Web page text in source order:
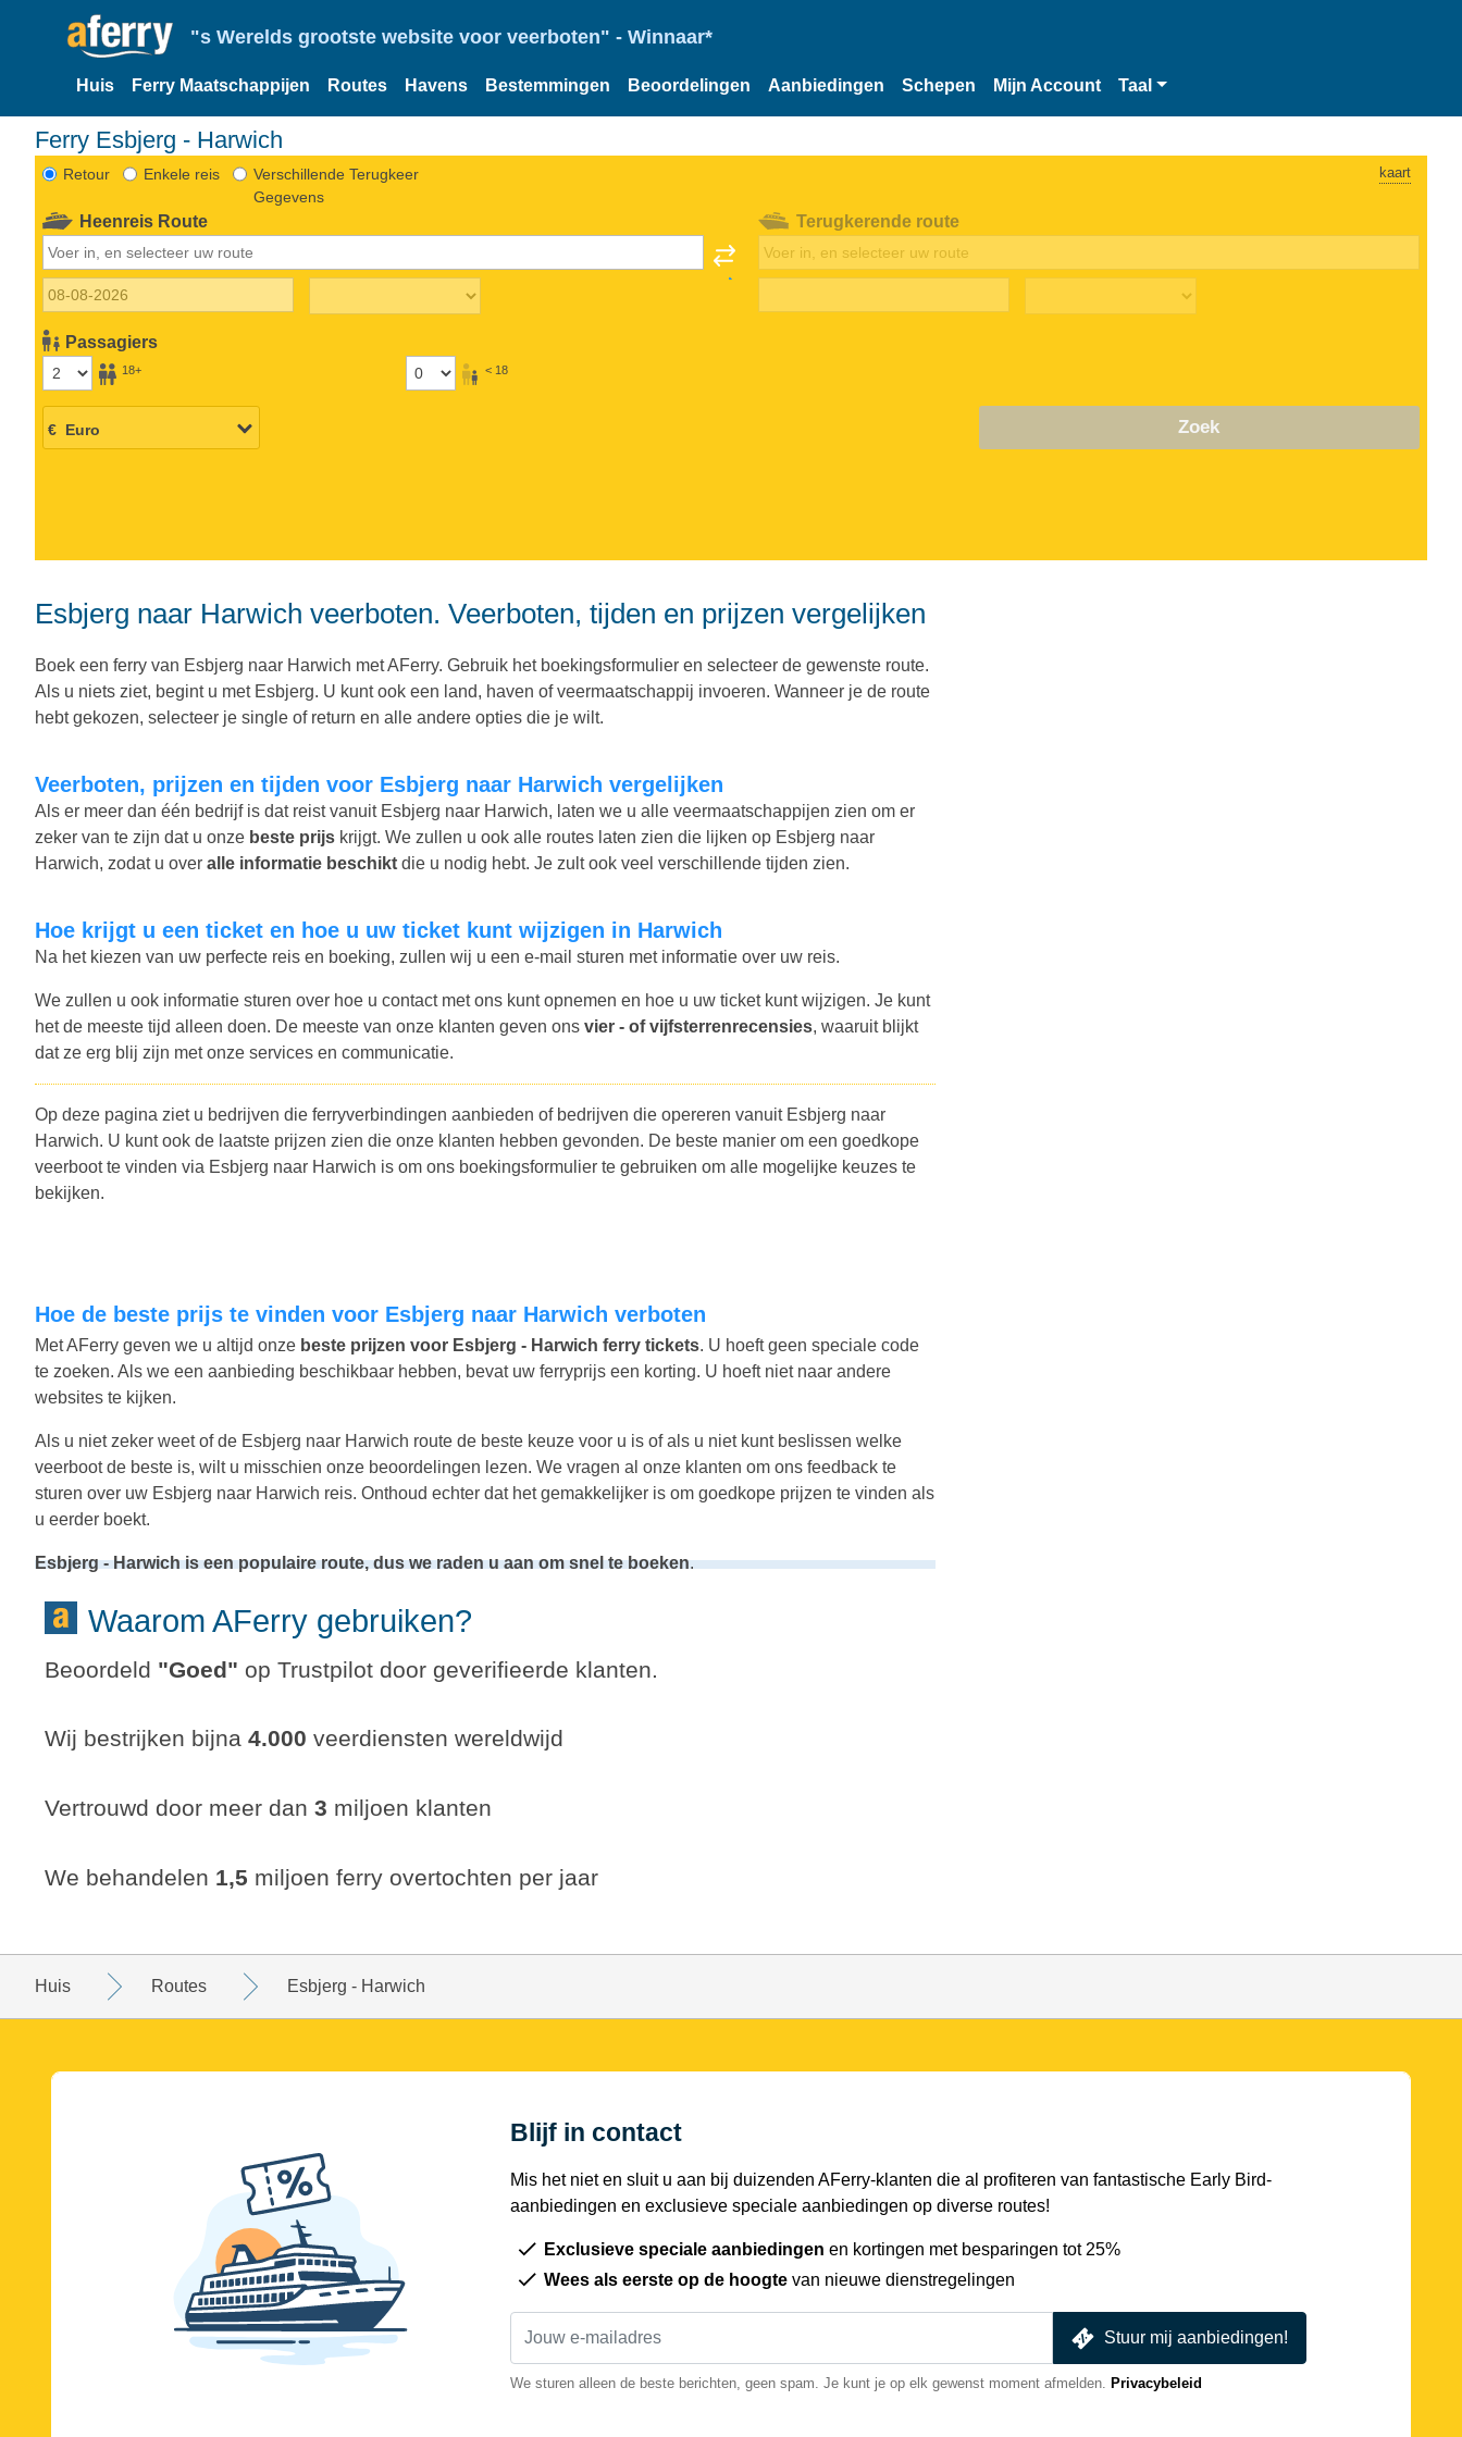
"s Werelds grootste website voor veerboten" - Winnaar*
Huis Ferry Maatschappijen Routes Havens Bestemmingen Beoordelingen Aanbiedingen Schepen Mijn Account Taal
Ferry Esbjerg - Harwich
Retour Enkele reis
Verschillende Terugkeer
Gegevens
kaart
Heenreis Route
Passagiers
18+ < 18
Terugkerende route
Zoek
Esbjerg naar Harwich veerboten. Veerboten, tijden en prijzen vergelijken
Boek een ferry van Esbjerg naar Harwich met AFerry. Gebruik het boekingsformulier en selecteer de gewenste route.
Als u niets ziet, begint u met Esbjerg. U kunt ook een land, haven of veermaatschappij invoeren. Wanneer je de route
hebt gekozen, selecteer je single of return en alle andere opties die je wilt.
Veerboten, prijzen en tijden voor Esbjerg naar Harwich vergelijken
Als er meer dan één bedrijf is dat reist vanuit Esbjerg naar Harwich, laten we u alle veermaatschappijen zien om er
zeker van te zijn dat u onze beste prijs krijgt. We zullen u ook alle routes laten zien die lijken op Esbjerg naar
Harwich, zodat u over alle informatie beschikt die u nodig hebt. Je zult ook veel verschillende tijden zien.
Hoe krijgt u een ticket en hoe u uw ticket kunt wijzigen in Harwich
Na het kiezen van uw perfecte reis en boeking, zullen wij u een e-mail sturen met informatie over uw reis.
We zullen u ook informatie sturen over hoe u contact met ons kunt opnemen en hoe u uw ticket kunt wijzigen. Je kunt
het de meeste tijd alleen doen. De meeste van onze klanten geven ons vier - of vijfsterrenrecensies, waaruit blijkt
dat ze erg blij zijn met onze services en communicatie.
Op deze pagina ziet u bedrijven die ferryverbindingen aanbieden of bedrijven die opereren vanuit Esbjerg naar
Harwich. U kunt ook de laatste prijzen zien die onze klanten hebben gevonden. De beste manier om een goedkope
veerboot te vinden via Esbjerg naar Harwich is om ons boekingsformulier te gebruiken om alle mogelijke keuzes te
bekijken.
Hoe de beste prijs te vinden voor Esbjerg naar Harwich verboten
Met AFerry geven we u altijd onze beste prijzen voor Esbjerg - Harwich ferry tickets. U hoeft geen speciale code
te zoeken. Als we een aanbieding beschikbaar hebben, bevat uw ferryprijs een korting. U hoeft niet naar andere
websites te kijken.
Als u niet zeker weet of de Esbjerg naar Harwich route de beste keuze voor u is of als u niet kunt beslissen welke
veerboot de beste is, wilt u misschien onze beoordelingen lezen. We vragen al onze klanten om ons feedback te
sturen over uw Esbjerg naar Harwich reis. Onthoud echter dat het gemakkelijker is om goedkope prijzen te vinden als
u eerder boekt.
Esbjerg - Harwich is een populaire route, dus we raden u aan om snel te boeken.
Waarom AFerry gebruiken?
Beoordeld "Goed" op Trustpilot door geverifieerde klanten.
Wij bestrijken bijna 4.000 veerdiensten wereldwijd
Vertrouwd door meer dan 3 miljoen klanten
We behandelen 1,5 miljoen ferry overtochten per jaar
Huis Routes Esbjerg - Harwich
Blijf in contact
Mis het niet en sluit u aan bij duizenden AFerry-klanten die al profiteren van fantastische Early Bird-
aanbiedingen en exclusieve speciale aanbiedingen op diverse routes!
Exclusieve speciale aanbiedingen en kortingen met besparingen tot 25%
Wees als eerste op de hoogte van nieuwe dienstregelingen
Stuur mij aanbiedingen!
We sturen alleen de beste berichten, geen spam. Je kunt je op elk gewenst moment afmelden. Privacybeleid